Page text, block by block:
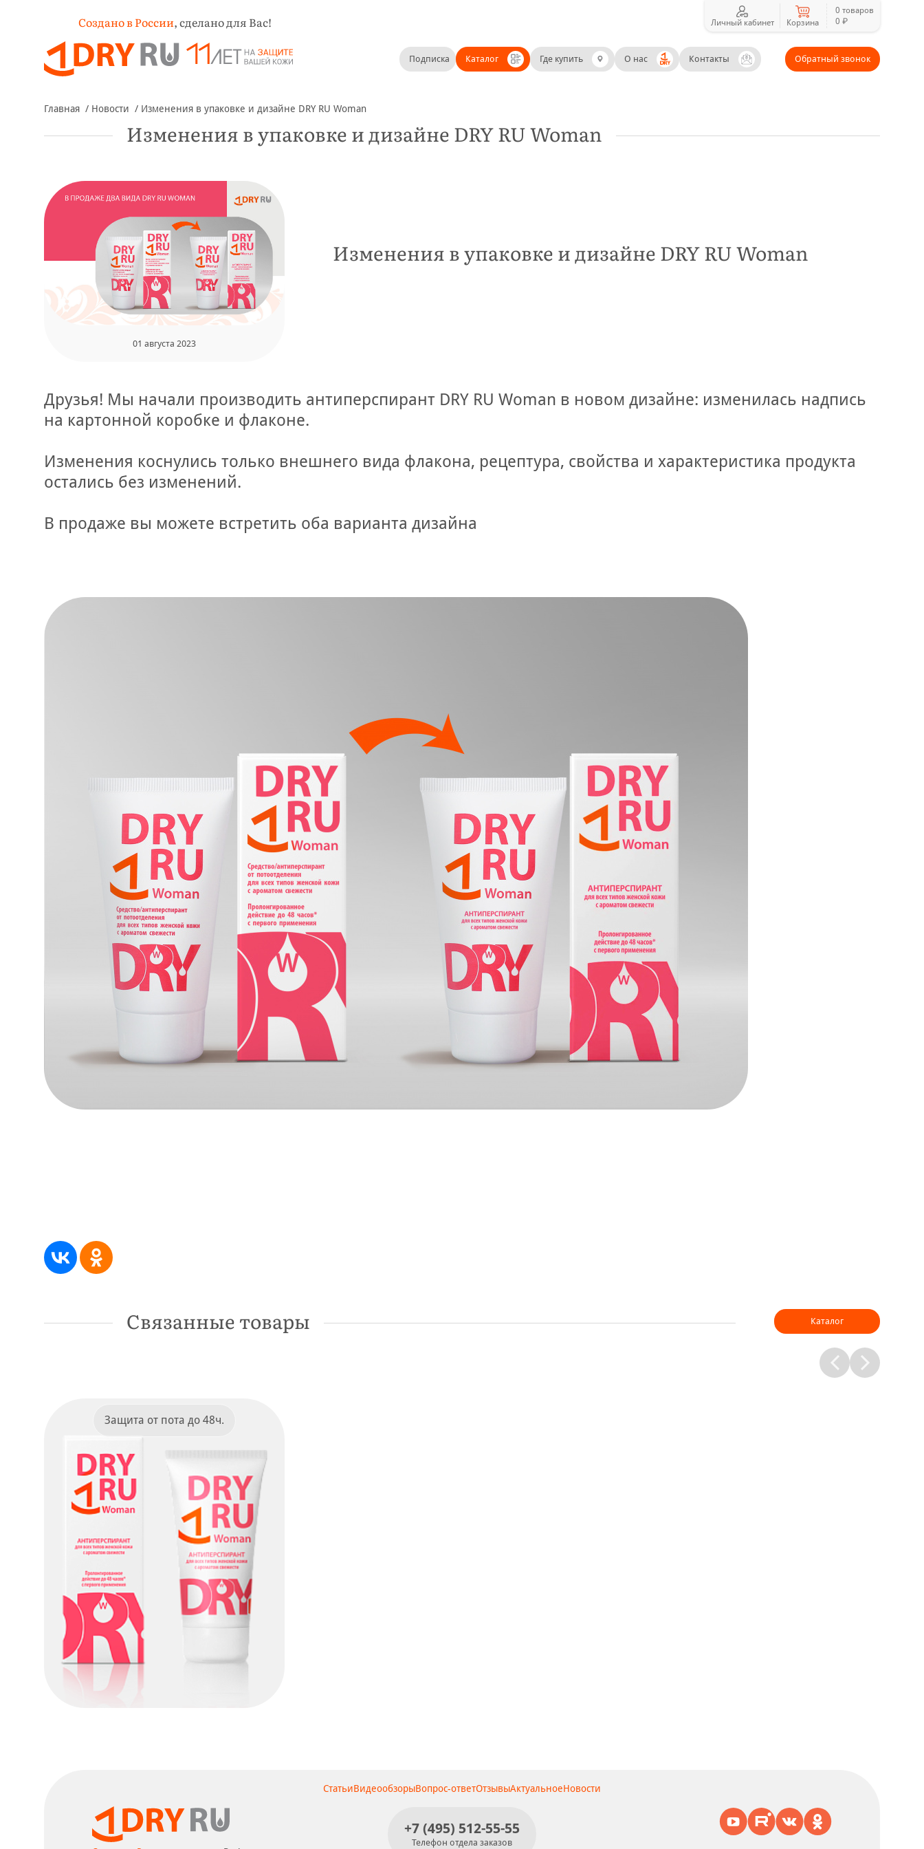
Создано в России,сделано для Вас!
Подписка Каталог Где купить О нас Контакты Обратный звонок
Личный кабинет Корзина
0 товаров
0 ₽
Главная Новости Изменения в упаковке и дизайне DRY RU Woman
Изменения в упаковке и дизайне DRY RU Woman
01 августа 2023
Изменения в упаковке и дизайне DRY RU Woman
Друзья! Мы начали производить антиперспирант DRY RU Woman в новом дизайне: изменилась надпись
на картонной коробке и флаконе.
Изменения коснулись только внешнего вида флакона, рецептура, свойства и характеристика продукта
остались без изменений.
В продаже вы можете встретить оба варианта дизайна
Связанные товары Каталог
Защита от пота до 48ч.
СтатьиВидеообзорыВопрос-ответОтзывыАктуальноеНовости
+7 (495) 512-55-55
Телефон отдела заказов